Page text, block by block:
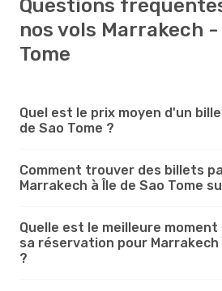
Questions
nos vols Marrakech -
Tome
Quel est le prix moyen d'un
de Sao Tome ?
Comment trouver des billets
Marrakech à Île de Sao Tome
Quelle est le meilleure
sa réservation pour Marrakech
?